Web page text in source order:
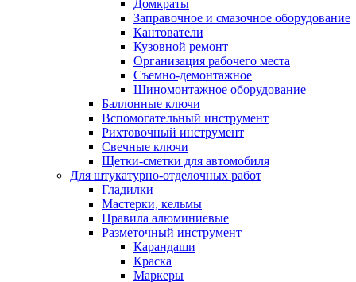
Домкраты
Заправочное и смазочное оборудование
Кантователи
Кузовной ремонт
Организация рабочего места
Съемно-демонтажное
Шиномонтажное оборудование
Баллонные ключи
Вспомогательный инструмент
Рихтовочный инструмент
Свечные ключи
Щетки-сметки для автомобиля
Для штукатурно-отделочных работ
Гладилки
Мастерки, кельмы
Правила алюминиевые
Разметочный инструмент
Карандаши
Краска
Маркеры